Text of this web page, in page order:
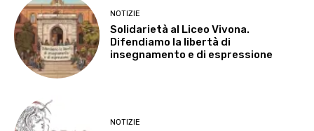
NOTIZIE
Solidarietà al Liceo Vivona.
Difendiamo la libertà di
insegnamento e di espressione
NOTIZIE